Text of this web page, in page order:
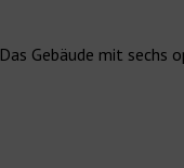
Das Gebäude mit